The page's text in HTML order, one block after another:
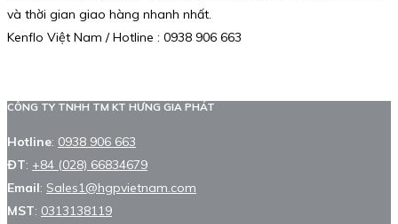
và thời gian giao hàng nhanh nhất.
Kenflo Việt Nam / Hotline : 0938 906 663
CÔNG TY TNHH TM KT HƯNG GIA PHÁT
Hotline: 0938 906 663
ĐT: +84 (028) 66834679
Email: Sales1@hgpvietnam.com
MST: 0313138119